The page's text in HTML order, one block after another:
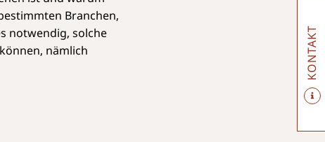
Branchen,
notwendig, solche
nämlich
KONTAKT